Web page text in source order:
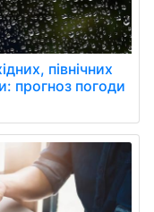
північних
прогноз погоди